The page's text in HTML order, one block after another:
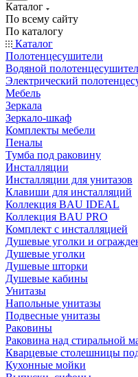
Каталог
По всему сайту
По каталогу
Каталог
Полотенцесушители
Водяной
Электрический
Мебель
Зеркала
Зеркало-шкаф
Комплекты мебели
Пеналы
Тумба под раковину
Инсталляции
Инсталляции для унитазов
Клавиши для инсталляций
Коллекция BAU IDEAL
Коллекция BAU PRO
Комплект с инсталляцией
Душевые уголки и
Душевые уголки
Душевые шторки
Душевые кабины
Унитазы
Напольные унитазы
Подвесные унитазы
Раковины
Раковина над стиральной
Кварцевые столешницы
Кухонные мойки